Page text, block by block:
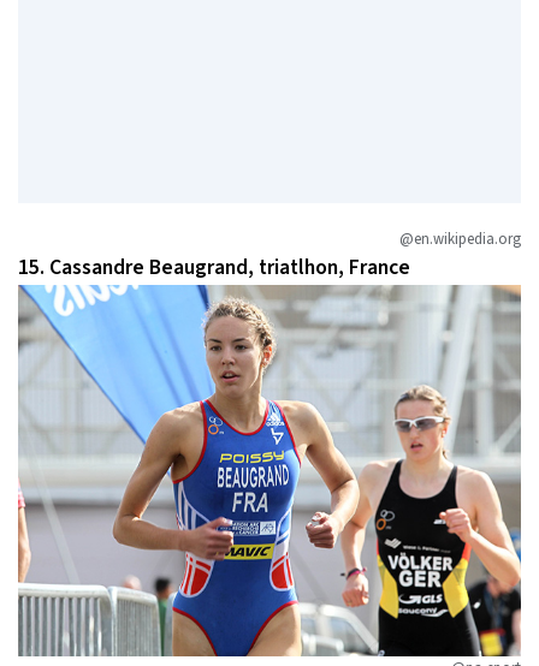
@en.wikipedia.org
15. Cassandre Beaugrand, triatlhon, France